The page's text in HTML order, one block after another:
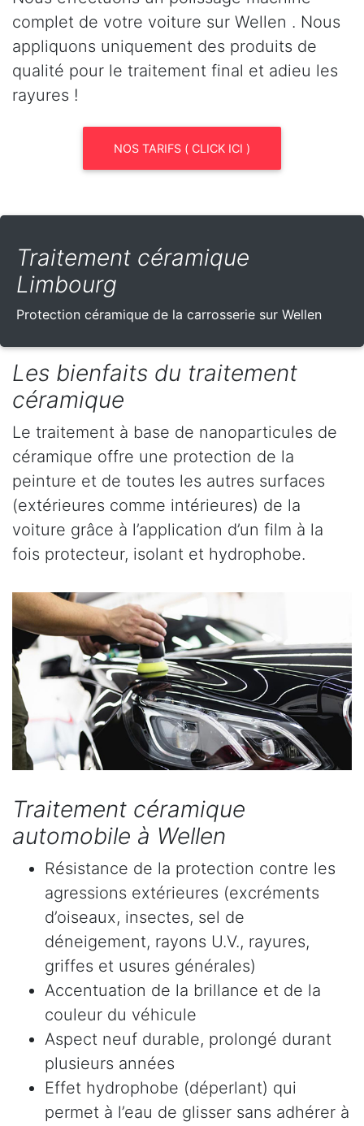
complet de votre voiture sur Wellen . Nous
appliquons uniquement des produits de
qualité pour le traitement final et adieu les
rayures !
NOS TARIFS ( CLICK ICI )
Traitement céramique
Limbourg
Protection céramique de la carrosserie sur Wellen
Les bienfaits du traitement
céramique
Le traitement à base de nanoparticules de
céramique offre une protection de la
peinture et de toutes les autres surfaces
(extérieures comme intérieures) de la
voiture grâce à l’application d’un film à la
fois protecteur, isolant et hydrophobe.
Traitement céramique
automobile à Wellen
Résistance de la protection contre les
agressions extérieures (excréments
d’oiseaux, insectes, sel de
déneigement, rayons U.V., rayures,
griffes et usures générales)
Accentuation de la brillance et de la
couleur du véhicule
Aspect neuf durable, prolongé durant
plusieurs années
Effet hydrophobe (déperlant) qui
permet à l’eau de glisser sans adhérer à